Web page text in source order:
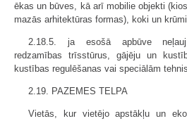
ēkas un būves, kā arī mobilie objekti
mazās arhitektūras formas), koki un
2.18.5. ja esošā apbūve neļauj
redzamības trīsstūrus, gājēju un
kustības regulēšanas vai speciālām
2.19. PAZEMES TELPA
Vietās, kur vietējo apstākļu un